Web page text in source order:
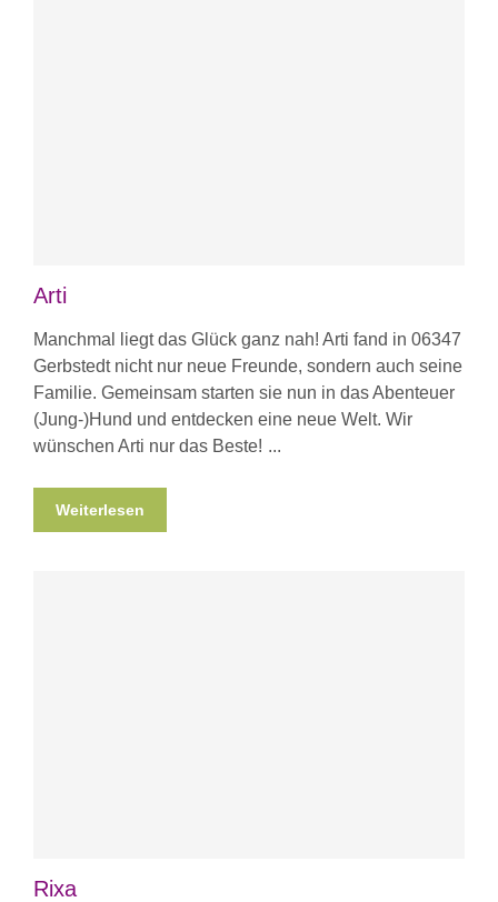
Arti
Manchmal liegt das Glück ganz nah! Arti fand in 06347
Gerbstedt nicht nur neue Freunde, sondern auch seine
Familie. Gemeinsam starten sie nun in das Abenteuer
(Jung-)Hund und entdecken eine neue Welt. Wir
wünschen Arti nur das Beste!
Weiterlesen
Rixa